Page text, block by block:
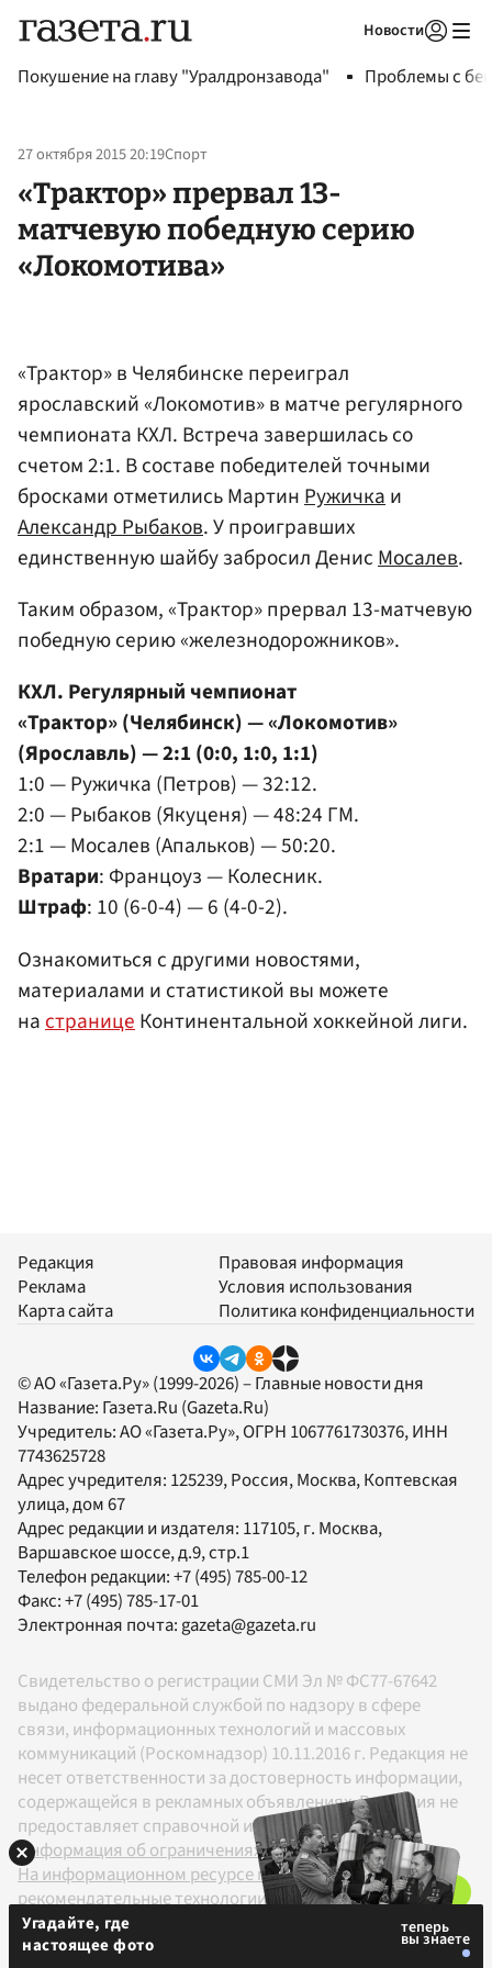
Новости
Покушение на главу "Уралдронзавода" Проблемы с
27 октября 2015 20:19Спорт
«Трактор» прервал 13-
матчевую победную серию
«Локомотива»
«Трактор» в Челябинске переиграл
ярославский «Локомотив» в матче регулярного
чемпионата КХЛ. Встреча завершилась со
счетом 2:1. В составе победителей точными
бросками отметились МартинРужичкаи
Александр Рыбаков. У проигравших
единственную шайбу забросил ДенисМосалев.
Таким образом, «Трактор» прервал 13-матчевую
победную серию «железнодорожников».
КХЛ. Регулярный чемпионат
«Трактор» (Челябинск) — «Локомотив»
(Ярославль) — 2:1 (0:0, 1:0, 1:1)
1:0 — Ружичка (Петров) — 32:12.
2:0 — Рыбаков (Якуценя) — 48:24 ГМ.
2:1 — Мосалев (Апальков) — 50:20.
Вратари: Францоуз — Колесник.
Штраф: 10 (6-0-4) — 6 (4-0-2).
Ознакомиться с другими новостями,
материалами и статистикой вы можете
на странице Континентальной хоккейной лиги.
Редакция
Реклама
Карта сайта
Правовая информация
Условия использования
Политика конфиденциальности
© АО «Газета.Ру» (1999-2026) – Главные новости дня
Название: Газета.Ru (Gazeta.Ru)
Учредитель:АО «Газета.Ру», ОГРН 1067761730376, ИНН
7743625728
Адрес учредителя: 125239, Россия, Москва, Коптевская
улица, дом 67
Адрес редакции и издателя: 117105, г. Москва,
Варшавское шоссе, д.9, стр.1
Телефон редакции:+7 (495) 785-00-12
Факс:+7 (495) 785-17-01
Электронная почта:gazeta@gazeta.ru
Свидетельство о регистрации СМИ Эл № ФС77-67642
выдано федеральной службой по надзору в сфере
связи, информационных технологий и массовых
коммуникаций (Роскомнадзор) 10.11.2016 г. Редакция не
несет ответственности за достоверность информации,
содержащейся в рекламных объявлениях. Редакция не
предоставляет справочной информации.
Информация об ограничениях
На информационном ресурсе применяются
рекомендательные технологии в соответствии с
Правилами
Угадайте, где
настоящее фото